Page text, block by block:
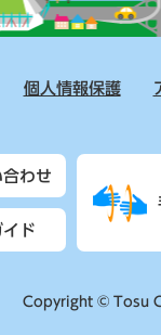
個人情報保護
わせ
ド
Copyright © Tosu